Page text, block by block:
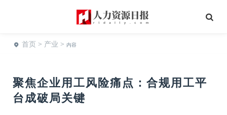
首页 > 产业 > 内容
聚焦企业用工风险痛点：合规用工平
台成破局关键